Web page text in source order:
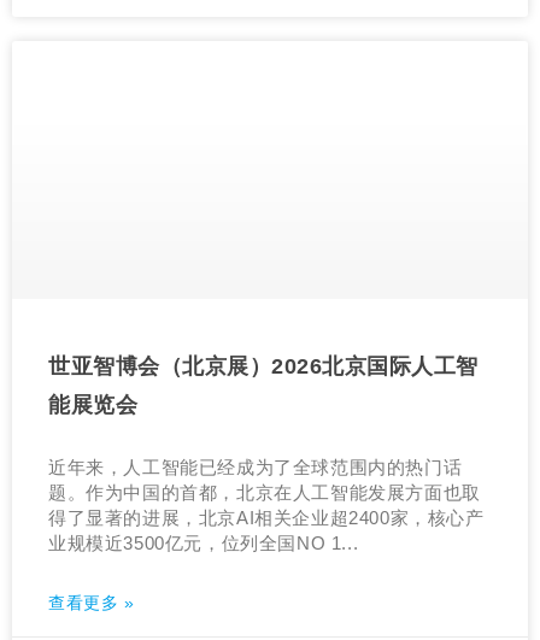
世亚智博会（北京展）2026北京国际人工智
能展览会
近年来，人工智能已经成为了全球范围内的热门话
题。作为中国的首都，北京在人工智能发展方面也取
得了显著的进展，北京AI相关企业超2400家，核心产
业规模近3500亿元，位列全国NO 1...
查看更多 »